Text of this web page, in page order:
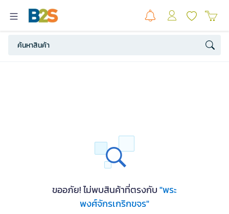
ขออภัย! ไม่พบสินค้าที่ตรงกับ"พระ
พงศ์จักรเกริกขจร"